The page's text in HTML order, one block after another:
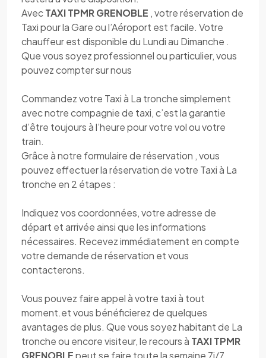
AvecTAXI TPMR GRENOBLE , votre réservation de
Taxi pour la Gare ou l’Aéroport est facile. Votre
chauffeur est disponible du Lundi au Dimanche .
Que vous soyez professionnel ou particulier, vous
pouvez compter sur nous
Commandez votre Taxi à La tronche simplement
avec notre compagnie de taxi, c’est la garantie
d’être toujours à l’heure pour votre vol ou votre
train.
Grâce à notre formulaire de réservation , vous
pouvez effectuer la réservation de votre Taxi à La
tronche en 2 étapes :
Indiquez vos coordonnées, votre adresse de
départ et arrivée ainsi que les informations
nécessaires. Recevez immédiatement en compte
votre demande de réservation et vous
contacterons.
Vous pouvez faire appel à votre taxi à tout
moment.et vous bénéficierez de quelques
avantages de plus. Que vous soyez habitant de La
tronche ou encore visiteur, le recours à TAXI TPMR
GRENOBLEpeut se faire toute la semaine 7j/7